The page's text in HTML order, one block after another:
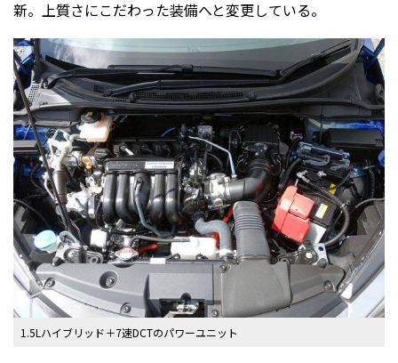
新。上質さにこだわった装備へと変更している。
1.5Lハイブリッド＋7速DCTのパワーユニット